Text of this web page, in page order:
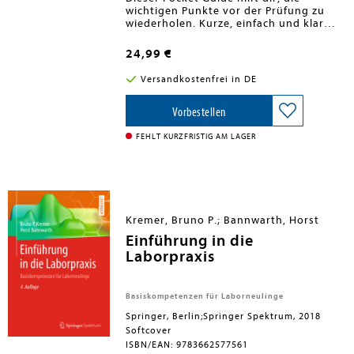
wichtigen Punkte vor der Prüfung zu
wiederholen. Kurze, einfach und klar
komplexen Vorgänge in der Chemie,
damit du gut vorbereitet und gelassen
deine Prüfung bewältigen kannst.
24,99 €
Versandkostenfrei in DE
Vorbestellen
FEHLT KURZFRISTIG AM LAGER
Kremer, Bruno P.; Bannwarth, Horst
Einführung in die
Laborpraxis
Basiskompetenzen für Laborneulinge
Springer, Berlin;Springer Spektrum, 2018
Softcover
ISBN/EAN: 9783662577561